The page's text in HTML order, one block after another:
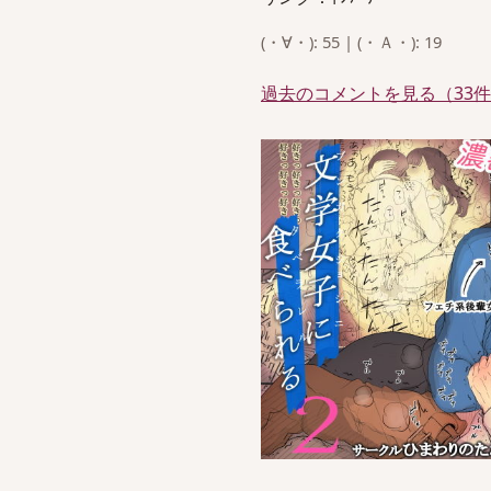
(・∀・): 55 | (・Ａ・): 19
過去のコメントを見る（33